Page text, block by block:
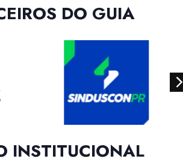
DO GUIA
INSTITUCIONAL